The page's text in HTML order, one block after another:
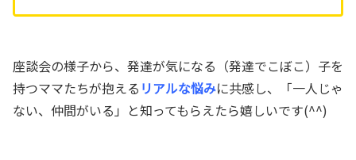
座談会の様子から、発達が気になる（発達でこぼこ）子を
持つママたちが抱える リアルな悩みに共感し、「一人じゃ
ない、仲間がいる」と知ってもらえたら嬉しいです(^^)